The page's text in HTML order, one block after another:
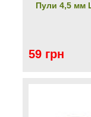
Пули 4,5 мм
59 грн